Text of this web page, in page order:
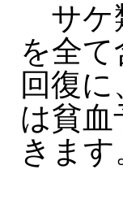
サケ
を全
回復
は貧
きます